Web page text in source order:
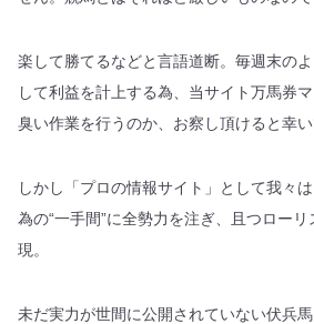
楽して勝てるなどと言語道断。毎週末の
して利益を計上する為、当サイト万馬券
臭い作業を行うのか、お察し頂けると幸い
しかし「プロの情報サイト」として我々
為の“一手間”に全勢力を注ぎ、且つロー
現。
未だ実力が世間に公開されていない伏兵